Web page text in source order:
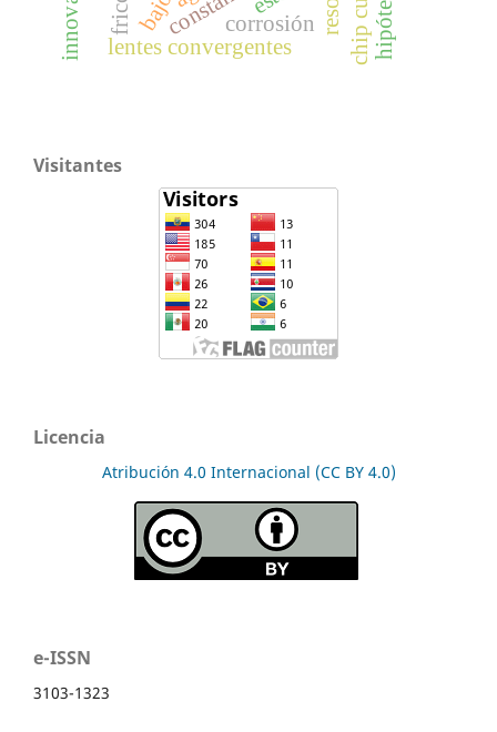
lentes convergentes
corrosión hipótesis
Visitantes
Licencia
Atribución 4.0 Internacional (CC BY 4.0)
e-ISSN
3103-1323